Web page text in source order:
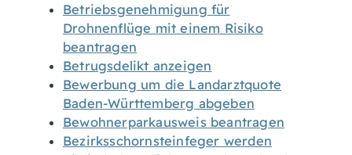
Betriebsgenehmigung für
Drohnenflüge mit einem Risiko
beantragen
Betrugsdelikt anzeigen
Bewerbung um die Landarztquote
Baden-Württemberg abgeben
Bewohnerparkausweis beantragen
Bezirksschornsteinfeger werden